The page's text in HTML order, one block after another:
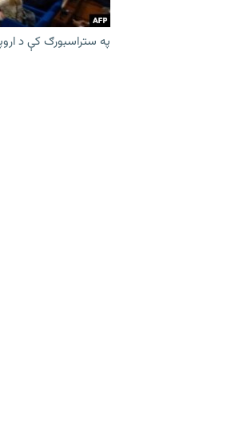
په ستراسبورګ کې د